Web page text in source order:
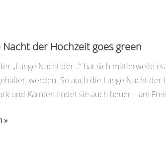
Nacht der Hochzeit goes green
„Lange Nacht der…“ hat sich mittlerweile
werden. So auch die Lange Nacht
und Kärnten findet sie auch heuer – am
»